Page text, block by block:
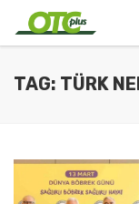
TAG: TÜRK